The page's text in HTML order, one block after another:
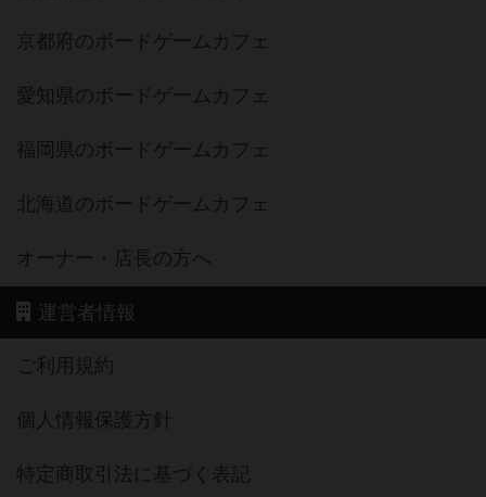
京都府のボードゲームカフェ
愛知県のボードゲームカフェ
福岡県のボードゲームカフェ
北海道のボードゲームカフェ
オーナー・店長の方へ
運営者情報
ご利用規約
個人情報保護方針
特定商取引法に基づく表記